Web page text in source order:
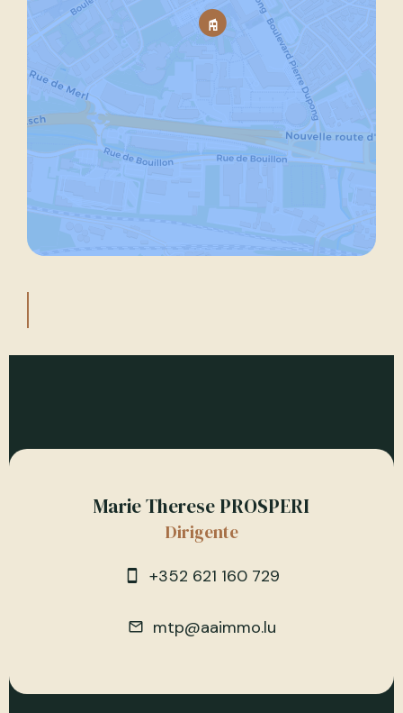
Marie Therese PROSPERI
Dirigente
+352 621 160 729
mtp@aaimmo.lu